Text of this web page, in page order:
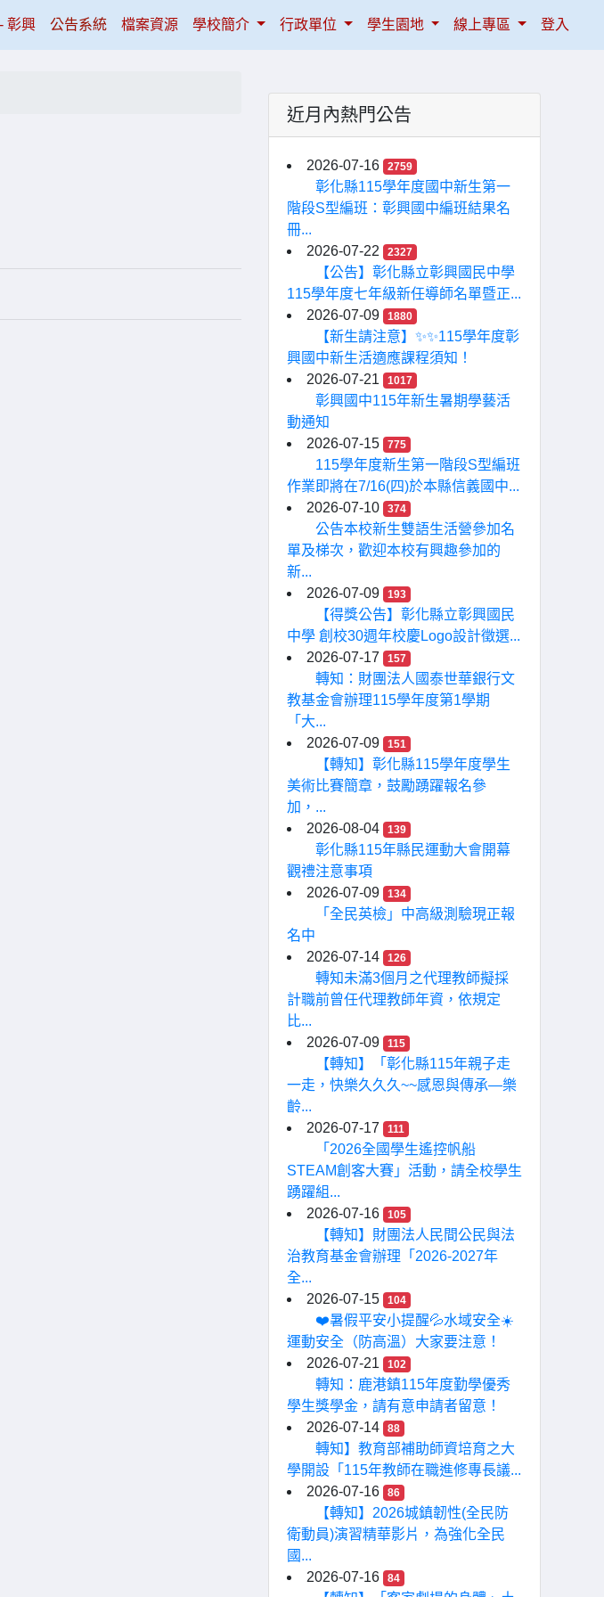
彰興(current)
公告系統 檔案資源 學校簡介 行政單位 學生園地 線上專區 登入
近月內熱門公告
2026-07-16 2759
彰化縣115學年度國中新生第一
階段S型編班：彰興國中編班結果名
冊...
2026-07-22
2327
【公告】彰化縣立彰興國民中學
115學年度七年級新任導師名單暨正...
2026-07-09
1880
【新生請注意】✨✨115學年度彰
興國中新生活適應課程須知！
2026-07-21
1017
彰興國中115年新生暑期學藝活
動通知
2026-07-15
775
115學年度新生第一階段S型編班
作業即將在7/16(四)於本縣信義國中...
2026-07-10
374
公告本校新生雙語生活營參加名
單及梯次，歡迎本校有興趣參加的
新...
2026-07-09
193
【得獎公告】彰化縣立彰興國民
中學 創校30週年校慶Logo設計徵選...
2026-07-17
157
轉知：財團法人國泰世華銀行文
教基金會辦理115學年度第1學期
「大...
2026-07-09
151
【轉知】彰化縣115學年度學生
美術比賽簡章，鼓勵踴躍報名參
加，...
2026-08-04
139
彰化縣115年縣民運動大會開幕
觀禮注意事項
2026-07-09
134
「全民英檢」中高級測驗現正報
名中
2026-07-14
126
轉知未滿3個月之代理教師擬採
計職前曾任代理教師年資，依規定
比...
2026-07-09
115
【轉知】「彰化縣115年親子走
一走，快樂久久久~~感恩與傳承—樂
齡...
2026-07-17
111
「2026全國學生遙控帆船
STEAM創客大賽」活動，請全校學生
踴躍組...
2026-07-16
105
【轉知】財團法人民間公民與法
治教育基金會辦理「2026-2027年
全...
2026-07-15
104
❤️暑假平安小提醒💦水域安全☀️
運動安全（防高溫）大家要注意！
2026-07-21
102
轉知：鹿港鎮115年度勤學優秀
學生獎學金，請有意申請者留意！
2026-07-14
88
轉知】教育部補助師資培育之大
學開設「115年教師在職進修專長議...
2026-07-16
86
【轉知】2026城鎮韌性(全民防
衛動員)演習精華影片，為強化全民
國...
2026-07-16
84